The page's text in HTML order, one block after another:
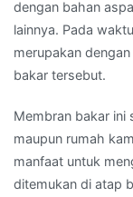
dengan bahan
lainnya. Pada
merupakan
bakar tersebut.
Membran bakar ini
maupun rumah
manfaat untuk
ditemukan di atap